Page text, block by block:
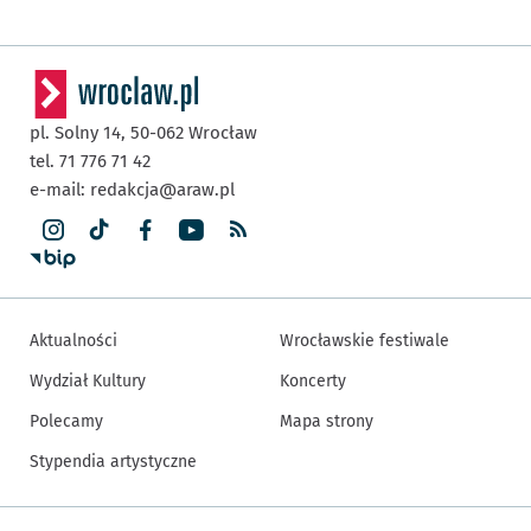
pl. Solny 14, 50-062 Wrocław
tel. 71 776 71 42
e-mail: redakcja@araw.pl
Aktualności
Wydział Kultury
Polecamy
Stypendia artystyczne
Wrocławskie festiwale
Koncerty
Mapa strony